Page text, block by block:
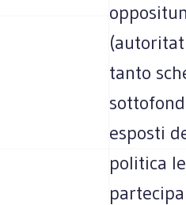
tanto
esposti
politica